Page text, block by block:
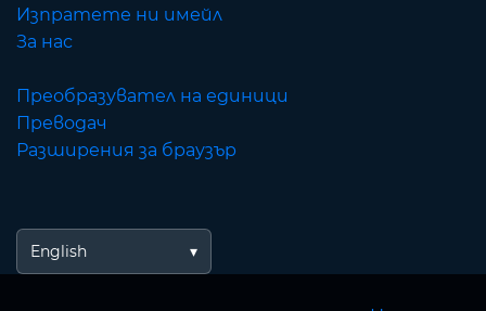
Изпратете ни имейл
За нас
Преобразувател на единици
Преводач
Разширения за браузър
English